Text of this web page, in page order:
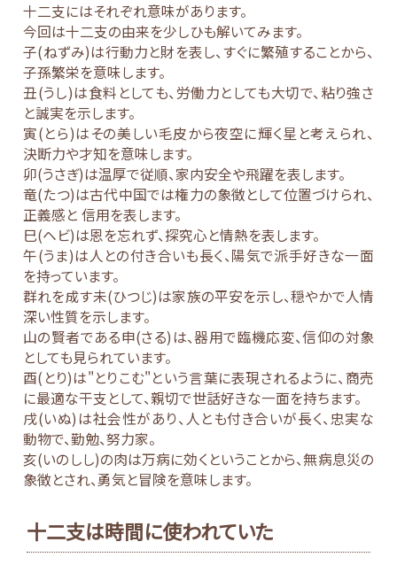
十二支にはそれぞれ意味があります。
今回は十二支の由来を少しひも解いてみます。
子(ねずみ)は行動力と財を表し、すぐに繁殖することから、
子孫繁栄を意味します。
丑(うし)は食料としても、労働力としても大切で、粘り強さ
と誠実を示します。
寅(とら)はその美しい毛皮から夜空に輝く星と考えられ、
決断力や才知を意味します。
卯(うさぎ)は温厚で従順、家内安全や飛躍を表します。
竜(たつ)は古代中国では権力の象徴として位置づけられ、
正義感と 信用を表します。
巳(ヘビ)は恩を忘れず、探究心と情熱を表します。
午(うま)は人との付き合いも長く、陽気で派手好きな一面
を持っています。
群れを成す未(ひつじ)は家族の平安を示し、穏やかで人情
深い性質を示します。
山の賢者である申(さる)は、器用で臨機応変、信仰の対象
としても見られています。
酉(とり)は"とりこむ"という言葉に表現されるように、商売
に最適な干支として、親切で世話好きな一面を持ちます。
戌(いぬ)は社会性があり、人とも付き合いが長く、忠実な
動物で、勤勉、努力家。
亥(いのしし)の肉は万病に効くということから、無病息災の
象徴とされ、勇気と冒険を意味します。
十二支は時間に使われていた